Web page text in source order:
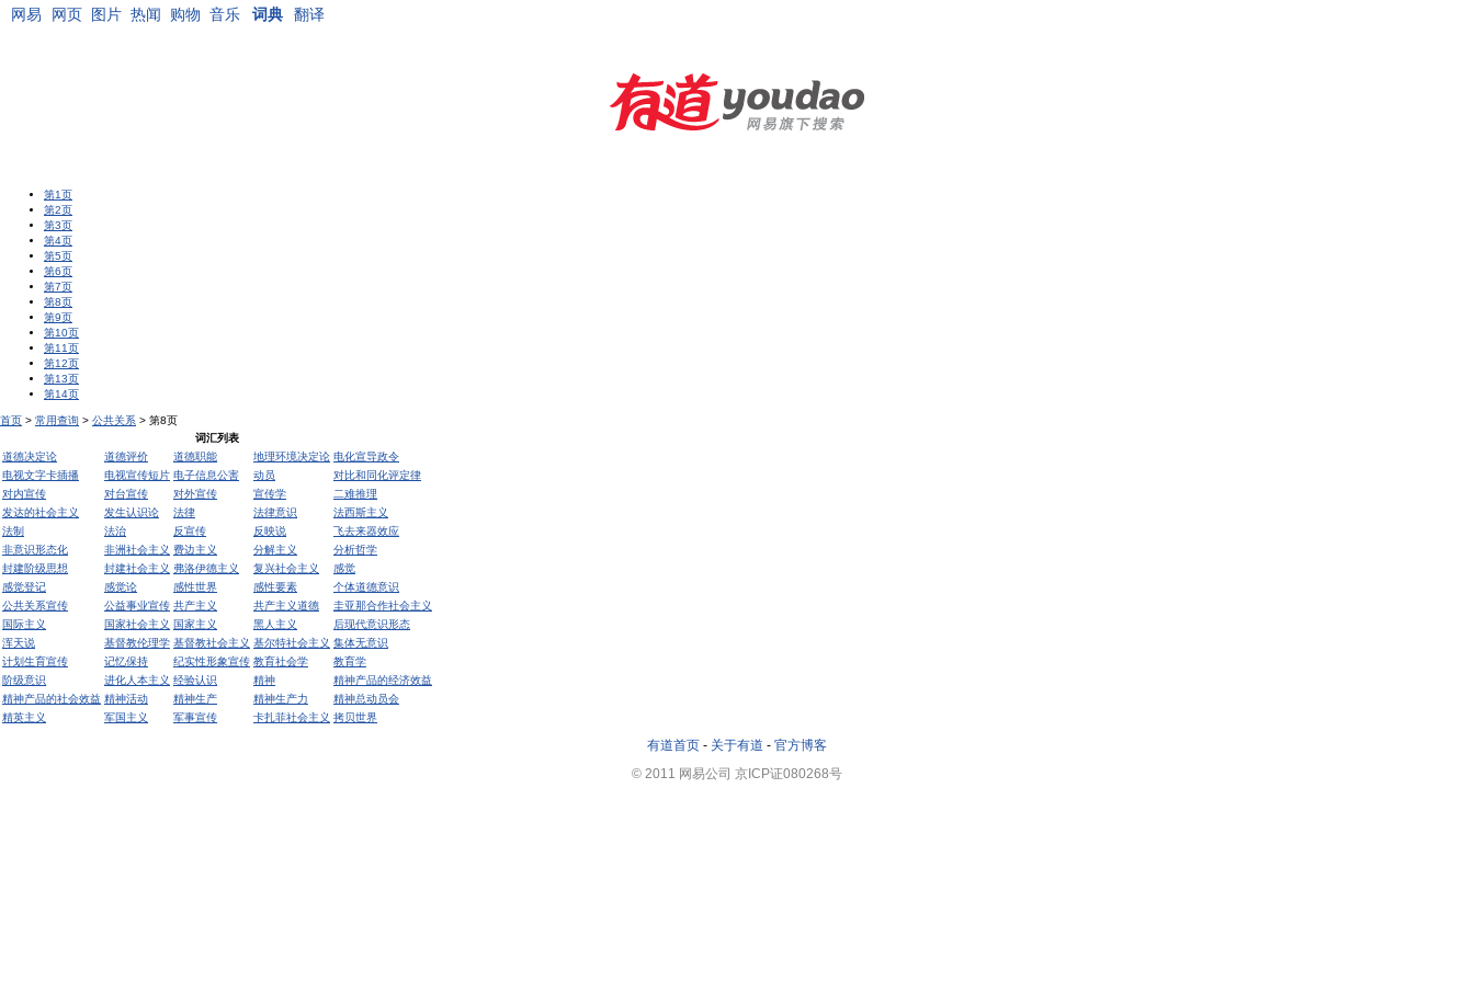
网易 网页 图片 热闻 购物 音乐 词典 翻译
第1页
第2页
第3页
第4页
第5页
第6页
第7页
第8页
第9页
第10页
第11页
第12页
第13页
第14页
首页 > 常用查询 > 公共关系 > 第8页
词汇列表
道德决定论
道德评价 道德职能 地理环境决定论 电化宣导政令
电视文字卡插播
电视宣传短片 电子信息公害 动员
对比和同化评定律
对内宣传
对台宣传 对外宣传 宣传学
二难推理
发达的社会主义
发生认识论 法律 法律意识
法西斯主义
法制
法治 反宣传 反映说
飞去来器效应
非意识形态化
非洲社会主义 费边主义 分解主义
分析哲学
封建阶级思想
封建社会主义 弗洛伊德主义 复兴社会主义
感觉
感觉登记
感觉论 感性世界 感性要素
个体道德意识
公共关系宣传
公益事业宣传 共产主义 共产主义道德
圭亚那合作社会主义
国际主义
国家社会主义 国家主义 黑人主义
后现代意识形态
浑天说
基督教伦理学 基督教社会主义 基尔特社会主义 集体无意识
计划生育宣传
记忆保持 纪实性形象宣传 教育社会学
教育学
阶级意识
进化人本主义 经验认识 精神
精神产品的经济效益
精神产品的社会效益 精神活动 精神生产 精神生产力
精神总动员会
精英主义
军国主义 军事宣传 卡扎菲社会主义 拷贝世界
有道首页 - 关于有道 - 官方博客
© 2011 网易公司 京ICP证080268号